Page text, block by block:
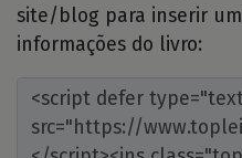
site/blog para inserir
informações do livro: